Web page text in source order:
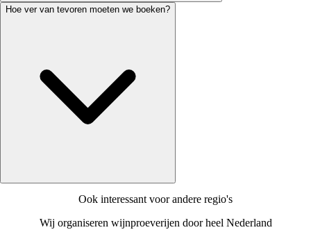
Hoe ver van tevoren moeten we boeken?
Ook interessant voor andere regio's
Wij organiseren wijnproeverijen door heel Nederland